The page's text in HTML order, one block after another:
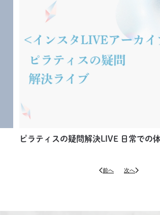
ピラティスの疑問解決LIVE 日常での
前へ 次へ